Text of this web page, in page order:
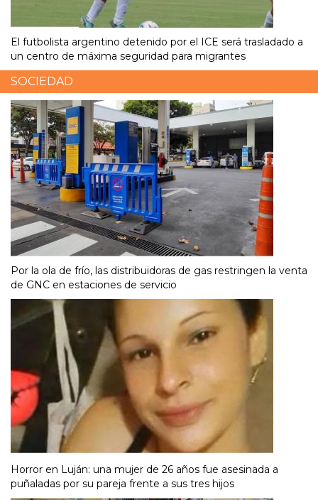
El futbolista argentino detenido por el ICE será trasladado a
un centro de máxima seguridad para migrantes
SOCIEDAD
Por la ola de frío, las distribuidoras de gas restringen la venta
de GNC en estaciones de servicio
Horror en Luján: una mujer de 26 años fue asesinada a
puñaladas por su pareja frente a sus tres hijos